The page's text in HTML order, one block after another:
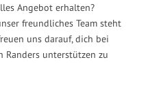
Angebot erhalten?
freundliches Team steht
uns darauf, dich bei
Randers unterstützen zu